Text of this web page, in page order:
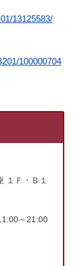
13125583/
100000704
１Ｆ・Ｂ１
～21:00